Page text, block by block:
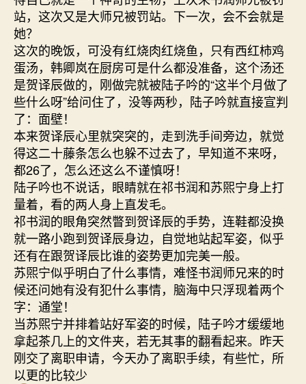
站，这次又是大师兄被罚站。下一次，会不会就是
她？
这次的晚饭，可没有红烧肉红烧鱼，只有西红柿鸡
蛋汤，韩卿岚在厨房可是什么都没准备，这个汤还
是贺译辰做的，刚做完就被陆子吟的“这半个月做了
些什么呀”给问住了，没等两秒，陆子吟就直接宣判
了：面壁！
本来贺译辰心里就突突的，走到洗手间旁边，就觉
得这二十藤条怎么也躲不过去了，早知道不来呀，
都26了，怎么还这么不谨慎呀！
陆子吟也不说话，眼睛就在祁书润和苏煕宁身上打
量着，看的两人身上直发毛。
祁书润的眼角突然瞥到贺译辰的手势，连鞋都没换
就一路小跑到贺译辰身边，自觉地站起军姿，似乎
还有在跟贺译辰比谁的姿势更加完美一般。
苏煕宁似乎明白了什么事情，难怪书润师兄来的时
候还问她有没有犯什么事情，脑海中只浮现着两个
字：通堂！
当苏煕宁并排着站好军姿的时候，陆子吟才缓缓地
拿起茶几上的文件夹，若无其事的翻看起来。昨天
刚交了离职申请，今天办了离职手续，有些忙，所
以更的比较少